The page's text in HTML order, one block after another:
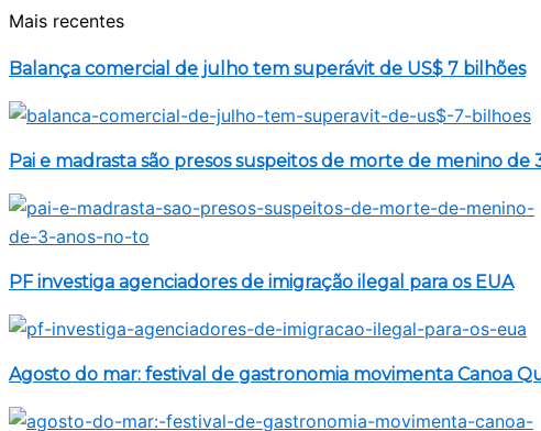
Mais recentes
Balança comercial de julho tem superávit de US$ 7 bilhões
Pai e madrasta são presos suspeitos de morte de menino de
PF investiga agenciadores de imigração ilegal para os EUA
Agosto do mar: festival de gastronomia movimenta Canoa